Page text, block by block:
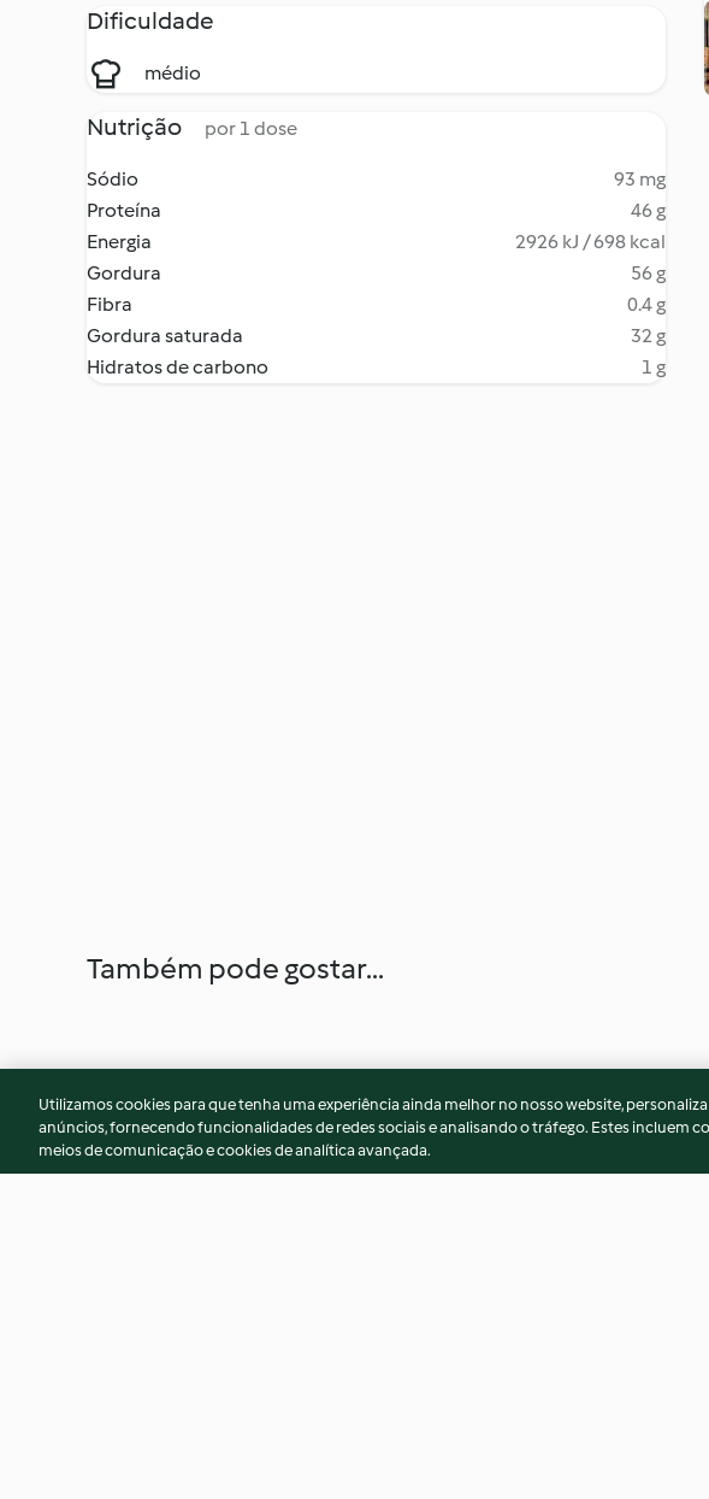
Dificuldade
médio
Nutrição por 1 dose
Sódio
93 mg
Proteína
46 g
Energia
2926 kJ / 698 kcal
Gordura
56 g
Fibra
0.4 g
Gordura saturada
32 g
Hidratos de carbono
1 g
Também pode gostar...
Utilizamos cookies para que tenha uma experiência ainda melhor no nosso website,
anúncios, fornecendo funcionalidades de redes sociais e analisando o tráfego. Estes incluem
meios de comunicação e cookies de analítica avançada.